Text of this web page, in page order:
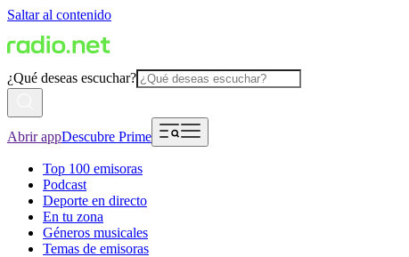
Saltar al contenido
¿Qué deseas escuchar?
Abrir appDescubre Prime
Top 100 emisoras
Podcast
Deporte en directo
En tu zona
Géneros musicales
Temas de emisoras